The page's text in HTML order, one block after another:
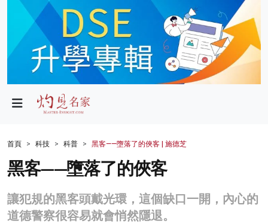
政局
財經
生活
商業
首頁 科技 科普 黑客——墮落了的俠客 | 施德芝
黑客——墮落了的俠客
讓犯規的黑客頭戴光環，這個缺口一開，內心的
道德警察很容易就會悄然隱退。